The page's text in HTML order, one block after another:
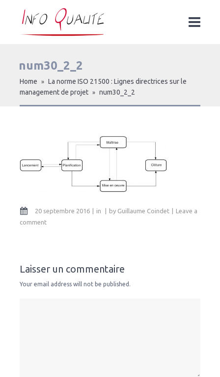
num30_2_2
Home »
La norme ISO 21500 : Lignes directrices sur le
management de projet
» num30_2_2
20 septembre 2016 in by Guillaume Coindet
Leave a
comment
Laisser un commentaire
Your email address will not be published.